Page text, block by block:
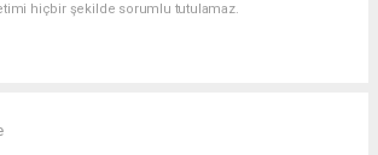
hiçbir şekilde sorumlu tutulamaz.